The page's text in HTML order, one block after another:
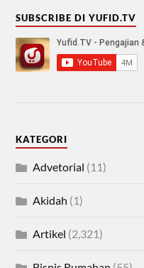
SUBSCRIBE DI YUFID.TV
KATEGORI
Advetorial (11)
Akidah (1)
Artikel (2,321)